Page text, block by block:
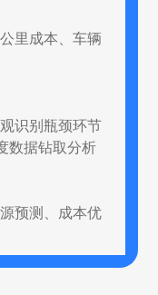
里成本、车辆
识别瓶颈环节
数据钻取分析
预测、成本优